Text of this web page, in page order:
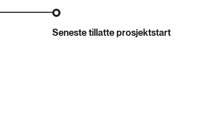
Seneste tillatte prosjektstart